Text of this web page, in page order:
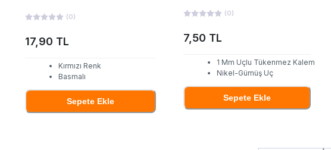
(0)
17,90 TL
Kırmızı Renk
Basmalı
Sepete Ekle
(0)
7,50 TL
1 Mm Uçlu Tükenmez Kalem
Nikel-Gümüş Uç
Sepete Ekle